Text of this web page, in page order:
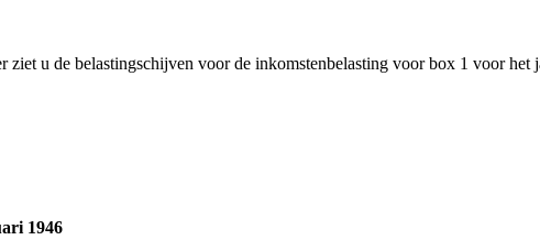
u de belastingschijven voor de inkomstenbelasting voor box 1 voor het
1946